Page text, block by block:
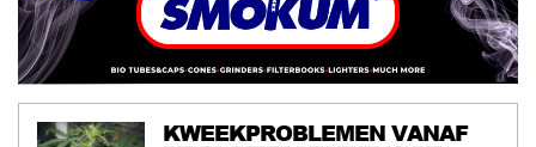
KWEEKPROBLEMEN VANAF